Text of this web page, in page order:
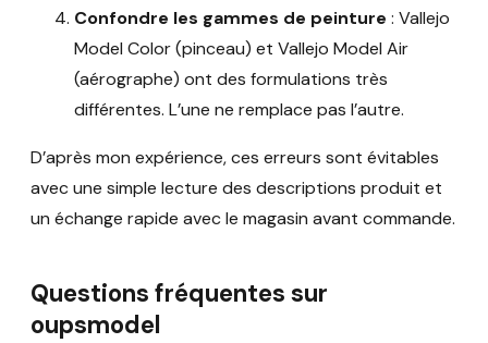
Confondre les gammes de peinture : Vallejo
Model Color (pinceau) et Vallejo Model Air
(aérographe) ont des formulations très
différentes. L’une ne remplace pas l’autre.
D’après mon expérience, ces erreurs sont évitables
avec une simple lecture des descriptions produit et
un échange rapide avec le magasin avant commande.
Questions fréquentes sur
oupsmodel